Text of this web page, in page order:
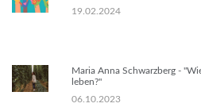
19.02.2024
Maria Anna Schwarzberg -
leben?"
06.10.2023